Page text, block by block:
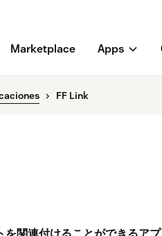
Marketplace Apps
FF Link